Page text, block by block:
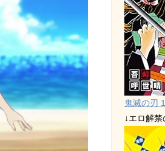
鬼滅の刃
↓エロ解